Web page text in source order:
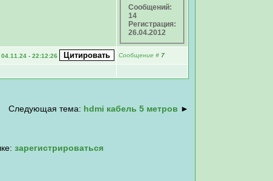
Сообщений:
14
Регистрация:
26.04.2012
04.11.24 - 22:12:26 Сообщение # 7
Следующая тема: hdmi кабель 5 метров ►
зарегистрироваться